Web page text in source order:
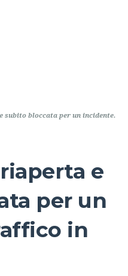
subito bloccata per un incidente.
e
per un
in